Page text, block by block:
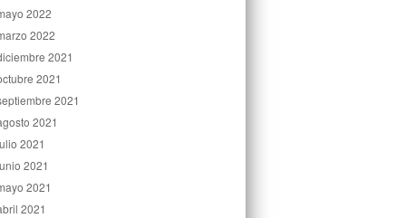
2022
2022
2021
2021
2021
2021
2021
2021
2021
2021